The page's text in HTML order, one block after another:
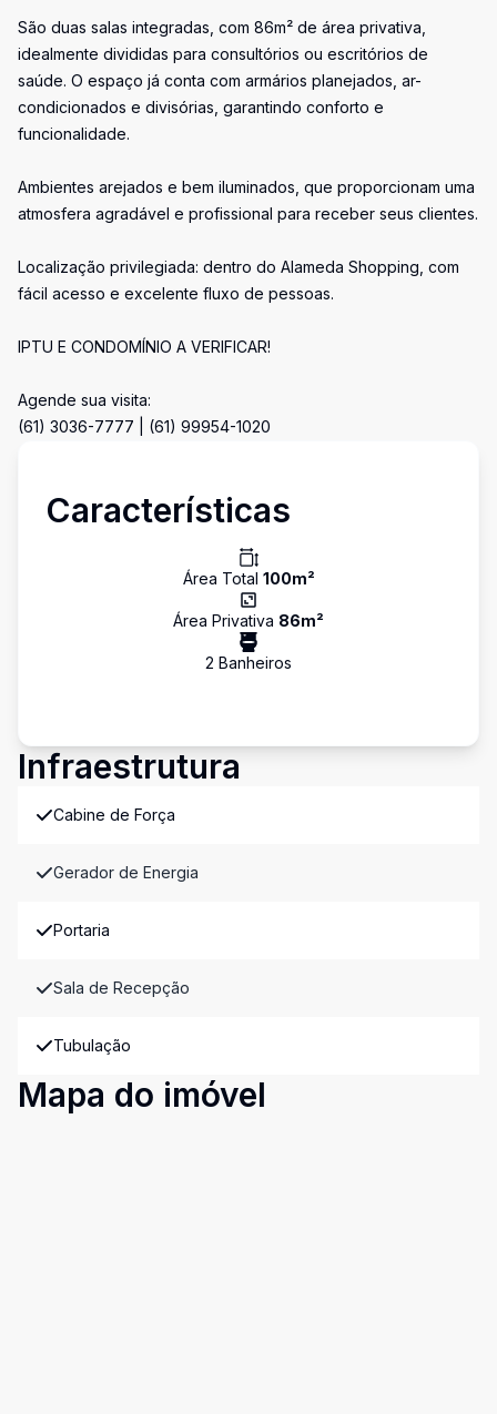
São duas salas integradas, com 86m² de área privativa,
idealmente divididas para consultórios ou escritórios de
saúde. O espaço já conta com armários planejados, ar-
condicionados e divisórias, garantindo conforto e
funcionalidade.
Ambientes arejados e bem iluminados, que proporcionam uma
atmosfera agradável e profissional para receber seus clientes.
Localização privilegiada: dentro do Alameda Shopping, com
fácil acesso e excelente fluxo de pessoas.
IPTU E CONDOMÍNIO A VERIFICAR!
Agende sua visita:
(61) 3036-7777 | (61) 99954-1020
Características
Área Total 100m²
Área Privativa 86m²
2 Banheiros
Infraestrutura
Cabine de Força
Gerador de Energia
Portaria
Sala de Recepção
Tubulação
Mapa do imóvel